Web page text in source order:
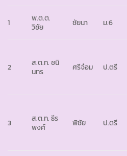
1
พ.ต.ต.
วิชัย
ชัยนา ม.6
2
ส.ต.ท. ชนิ
นทร
ศรีจ๋อม ป.ตรี
3
ส.ต.ท. ธีร
พงศ์
พิชัย ป.ตรี